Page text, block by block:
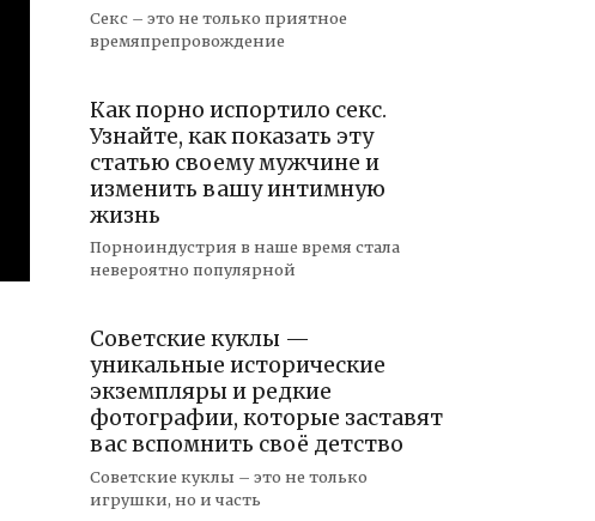
Секс – это не только приятное
времяпрепровождение
Как порно испортило секс.
Узнайте, как показать эту
статью своему мужчине и
изменить вашу интимную
жизнь
Порноиндустрия в наше время стала
невероятно популярной
Советские куклы —
уникальные исторические
экземпляры и редкие
фотографии, которые заставят
вас вспомнить своё детство
Советские куклы – это не только
игрушки, но и часть